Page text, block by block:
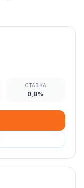
СТАВКА
0,8%